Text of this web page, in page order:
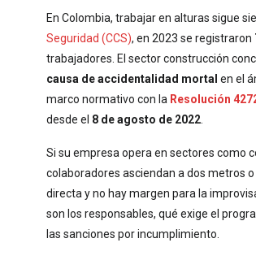
En Colombia, trabajar en alturas sigue
Seguridad (CCS), en 2023 se registraron
trabajadores. El sector construcción
causa de accidentalidad mortal en el
marco normativo con la Resolución
desde el 8 de agosto de 2022
Si su empresa opera en sectores como
colaboradores asciendan a dos metros
directa y no hay margen para la
son los responsables, qué exige el
las sanciones por incumplimiento.